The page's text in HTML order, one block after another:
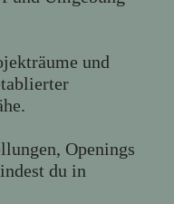
und
Openings
du in